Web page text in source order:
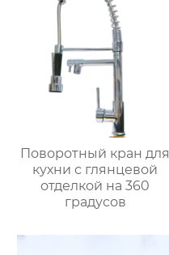
Поворотный кран для
кухни с глянцевой
отделкой на 360
градусов